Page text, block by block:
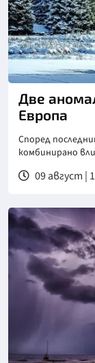
Две
Европа
Според
комбинирано
09 август |